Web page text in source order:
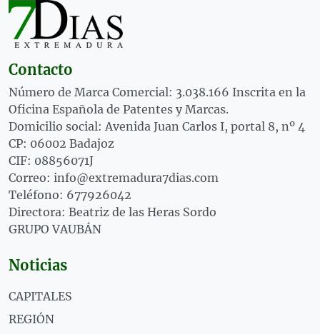
Contacto
Número de Marca Comercial: 3.038.166 Inscrita en la
Oficina Española de Patentes y Marcas.
Domicilio social: Avenida Juan Carlos I, portal 8, nº 4
CP: 06002 Badajoz
CIF: 08856071J
Correo: info@extremadura7dias.com
Teléfono: 677926042
Directora: Beatriz de las Heras Sordo
GRUPO VAUBÁN
Noticias
CAPITALES
REGIÓN